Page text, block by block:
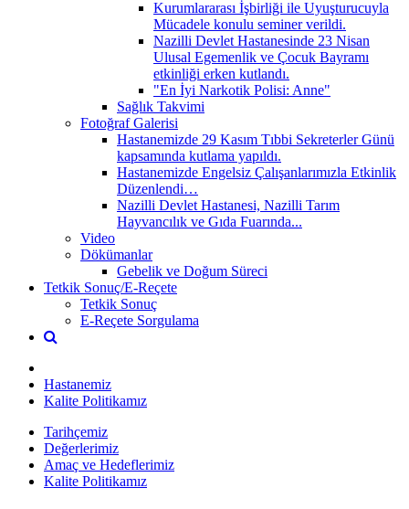
Kurumlararası İşbirliği ile Uyuşturucuyla
Mücadele konulu seminer verildi.
Nazilli Devlet Hastanesinde 23 Nisan
Ulusal Egemenlik ve Çocuk Bayramı
etkinliği erken kutlandı.
"En İyi Narkotik Polisi: Anne"
Sağlık Takvimi
Fotoğraf Galerisi
Hastanemizde 29 Kasım Tıbbi Sekreterler Günü
kapsamında kutlama yapıldı.
Hastanemizde Engelsiz Çalışanlarımızla Etkinlik
Düzenlendi…
Nazilli Devlet Hastanesi, Nazilli Tarım
Hayvancılık ve Gıda Fuarında...
Video
Dökümanlar
Gebelik ve Doğum Süreci
Tetkik Sonuç/E-Reçete
Tetkik Sonuç
E-Reçete Sorgulama
Hastanemiz
Kalite Politikamız
Tarihçemiz
Değerlerimiz
Amaç ve Hedeflerimiz
Kalite Politikamız